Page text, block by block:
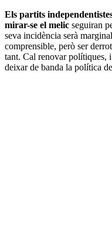
Els partits
mirar-se el melic seguiran
seva incidència serà
comprensible, però ser
tant. Cal renovar polítiques,
deixar de banda la política